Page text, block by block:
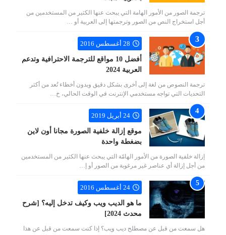
ترجمة الصور من الأمور الهامة التي يبحث عنها الكثير من المستخدمين من
أجل استخراج النص من الصور وترجمتها إلى العربية أو …
28 أغسطس 2016
أفضل 10 مواقع للترجمة الاحترافية وتدعم
العربية 2024
ترجمة النصوص من لغة إلى أخرى بشكل دقيق وبدون أخطاء تُعد من أكثر
التحديات التي تواجه مستخدمي الإنترنت في الوقت الحالي، خ…
24 أبريل 2019
موقع إزالة خلفية الصورة مجانا أون لاين
بضغطة واحدة
إزالة خلفية الصورة من الأمور الهامّة التي يبحث عنها الكثير من المستخدمين
من أجل إزالة أي عناصر غير مرغوبة من الصور أو إ…
24 أغسطس 2016
ما هو الديب ويب وكيف تدخل إليه؟ [شرح
محدث 2024]
هل سمعت من قبل عن مصطلح ديب ويب؟ إذا كنت سمعت من قبل عن هذا